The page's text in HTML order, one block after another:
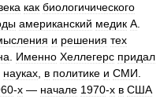
как биологичического
американский медик А
и решения тех
Именно Хеллегерс придал
науках в политике и СМИ
-х — начале 1970-х в США